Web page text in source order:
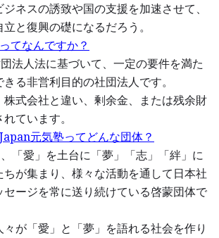
ネスの誘致や国の支援を加速させて、
と復興の礎になるだろう。
てなんですか？
法人法に基づいて、一定の要件を満た
る非営利目的の社団法人です。
式会社と違い、剰余金、または残余財
ています。
元気塾ってどんな団体？
「愛」を土台に「夢」「志」「絆」に
が集まり、様々な活動を通して日本社
ージを常に送り続けている啓蒙団体で
が「愛」と「夢」を語れる社会を作り